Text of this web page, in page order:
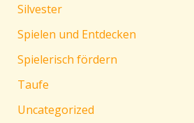
Silvester
Spielen und Entdecken
Spielerisch fördern
Taufe
Uncategorized